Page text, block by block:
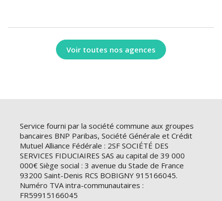
Voir toutes nos agences
Service fourni par la société commune aux groupes
bancaires BNP Paribas, Société Générale et Crédit
Mutuel Alliance Fédérale : 2SF SOCIÉTÉ DES
SERVICES FIDUCIAIRES SAS au capital de 39 000
000€ Siège social : 3 avenue du Stade de France
93200 Saint-Denis RCS BOBIGNY 915166045.
Numéro TVA intra-communautaires :
FR59915166045